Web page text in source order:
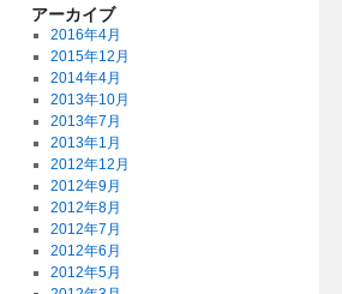
アーカイブ
2016年4月
2015年12月
2014年4月
2013年10月
2013年7月
2013年1月
2012年12月
2012年9月
2012年8月
2012年7月
2012年6月
2012年5月